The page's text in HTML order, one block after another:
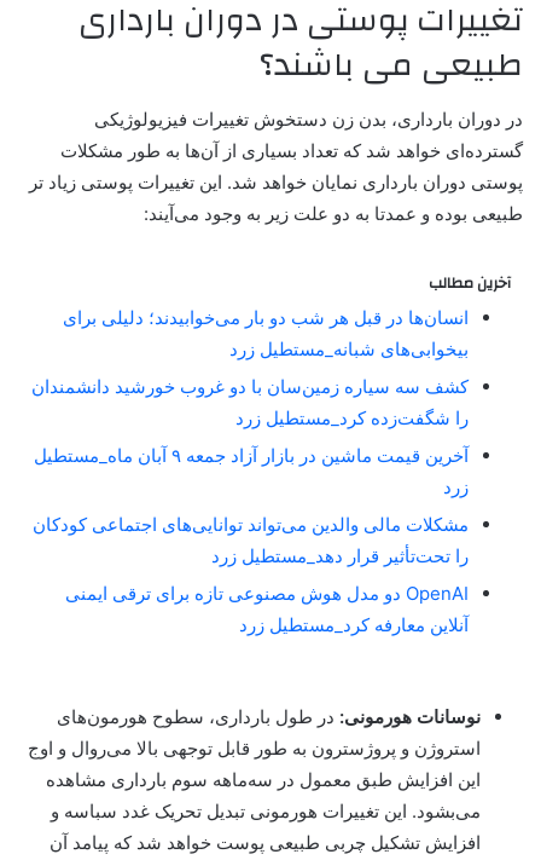
تغییرات پوستی در دوران بارداری
طبیعی می باشند؟
در دوران بارداری، بدن زن دستخوش تغییرات فیزیولوژیکی
گسترده‌ای خواهد شد که تعداد بسیاری از آن‌ها به طور مشکلات
پوستی دوران بارداری نمایان خواهد شد. این تغییرات پوستی زیاد تر
طبیعی بوده و عمدتا به دو علت زیر به وجود می‌آیند:
آخرین مطالب
انسان‌ها در قبل هر شب دو بار می‌خوابیدند؛ دلیلی برای
بیخوابی‌های شبانه_مستطیل زرد
کشف سه سیاره زمین‌سان با دو غروب خورشید دانشمندان
را شگفت‌زده کرد_مستطیل زرد
آخرین قیمت ماشین در بازار آزاد جمعه ۹ آبان ماه_مستطیل
زرد
مشکلات مالی والدین می‌تواند توانایی‌های اجتماعی کودکان
را تحت‌تأثیر قرار دهد_مستطیل زرد
OpenAI دو مدل هوش مصنوعی تازه برای ترقی ایمنی
آنلاین معارفه کرد_مستطیل زرد
نوسانات هورمونی: در طول بارداری، سطوح هورمون‌های
استروژن و پروژسترون به طور قابل توجهی بالا می‌روال و اوج
این افزایش طبق معمول در سه‌ماهه سوم بارداری مشاهده
می‌بشود. این تغییرات هورمونی تبدیل تحریک غدد سباسه و
افزایش تشکیل چربی طبیعی پوست خواهد شد که پیامد آن